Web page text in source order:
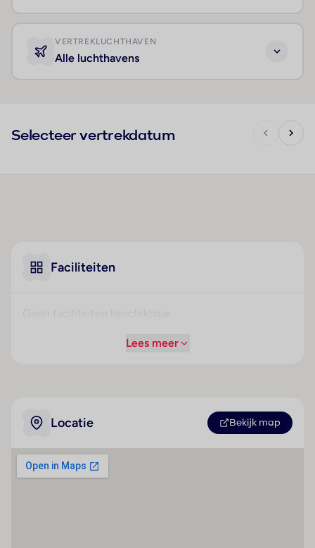
VERTREKLUCHTHAVEN
Alle luchthavens
Selecteer vertrekdatum
Faciliteiten
Lees meer
Locatie Bekijk map